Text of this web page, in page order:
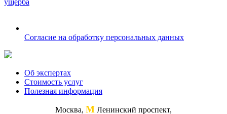
Согласие на обработку персональных данных
Об экспертах
Стоимость услуг
Полезная информация
Москва, М Ленинский проспект,